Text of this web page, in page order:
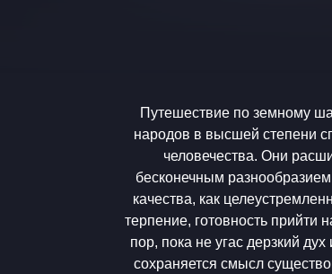
Путешествие по земному
народов в высшей степени
человечества. Они
бесконечным
качества, как
терпение, готовность
пор, пока не угас дерзкий
сохраняется смысл